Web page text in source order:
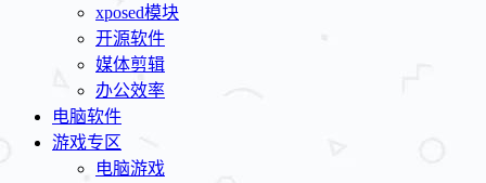
xposed模块
开源软件
媒体剪辑
办公效率
电脑软件
游戏专区
电脑游戏